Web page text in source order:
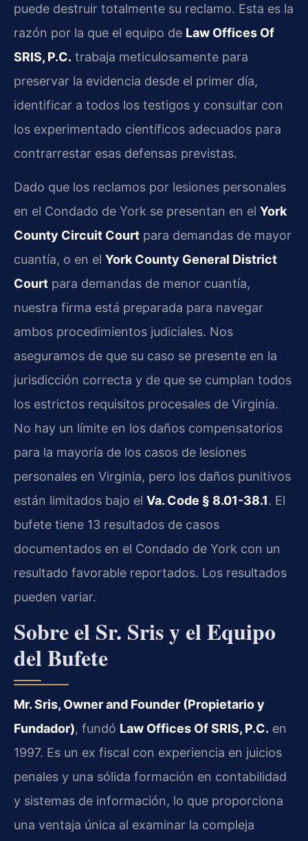
puede destruir totalmente su reclamo. Esta es la
razón por la que el equipo de Law Offices Of
SRIS, P.C. trabaja meticulosamente para
preservar la evidencia desde el primer día,
identificar a todos los testigos y consultar con
los experimentado científicos adecuados para
contrarrestar esas defensas previstas.
Dado que los reclamos por lesiones personales
en el Condado de York se presentan en el York
County Circuit Court para demandas de mayor
cuantía, o en el York County General District
Court para demandas de menor cuantía,
nuestra firma está preparada para navegar
ambos procedimientos judiciales. Nos
aseguramos de que su caso se presente en la
jurisdicción correcta y de que se cumplan todos
los estrictos requisitos procesales de Virginia.
No hay un límite en los daños compensatorios
para la mayoría de los casos de lesiones
personales en Virginia, pero los daños punitivos
están limitados bajo el Va. Code § 8.01-38.1. El
bufete tiene 13 resultados de casos
documentados en el Condado de York con un
resultado favorable reportados. Los resultados
pueden variar.
Sobre el Sr. Sris y el Equipo
del Bufete
Mr. Sris, Owner and Founder (Propietario y
Fundador), fundó Law Offices Of SRIS, P.C. en
1997. Es un ex fiscal con experiencia en juicios
penales y una sólida formación en contabilidad
y sistemas de información, lo que proporciona
una ventaja única al examinar la compleja